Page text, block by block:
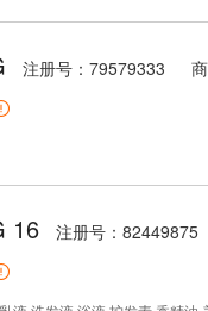
注册号：79579333
16
注册号：82449875